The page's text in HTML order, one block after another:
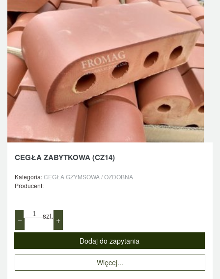
CEGŁA ZABYTKOWA (CZ14)
Kategoria:CEGŁA GZYMSOWA / OZDOBNA
Producent:
− szt. +
Więcej...